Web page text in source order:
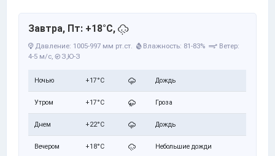
Завтра, Пт: +18°C,
Давление: 1005-997 мм рт.ст. Влажность: 81-83%
Ветер:
4-5 м/с, З,Ю-З
Ночью +17°C Дождь
Утром +17°C Гроза
Днем +22°C Дождь
Вечером +18°C Небольшие дожди